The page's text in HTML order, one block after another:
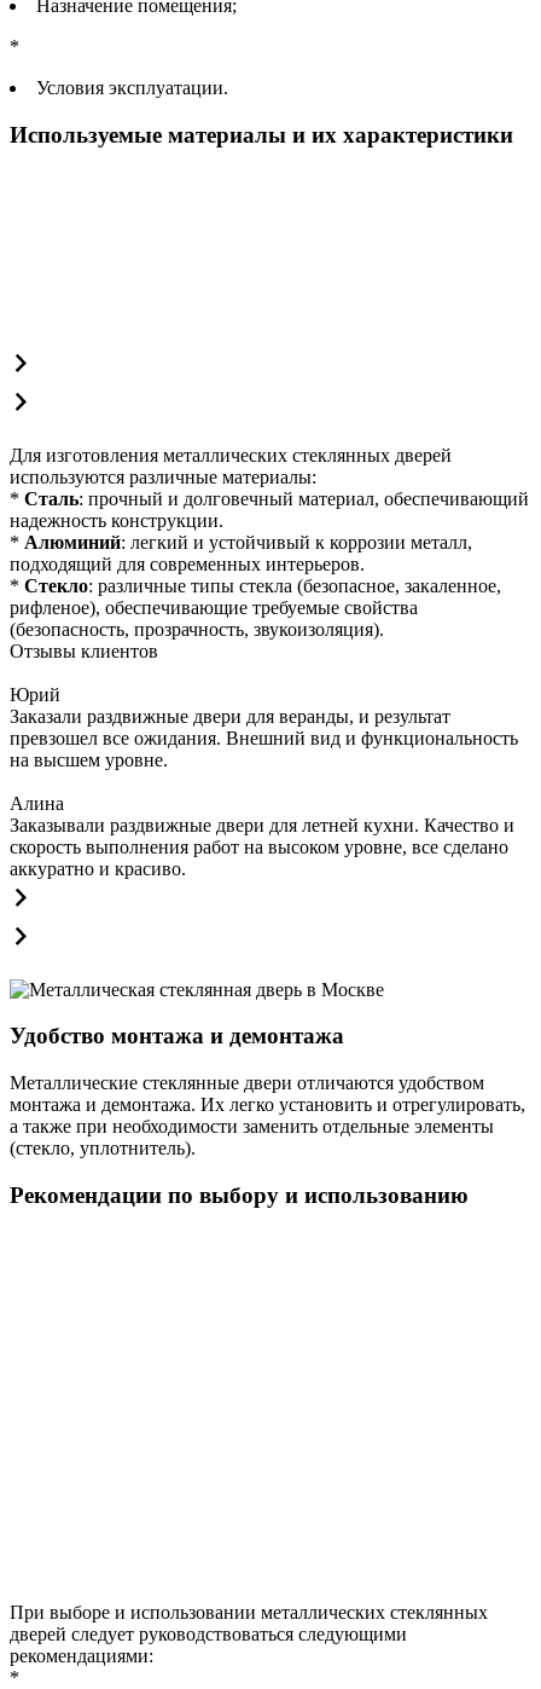
Назначение помещения;
*
Условия эксплуатации.
Используемые материалы и их характеристики
Для изготовления металлических стеклянных дверей
используются различные материалы:
* Сталь: прочный и долговечный материал, обеспечивающий
надежность конструкции.
* Алюминий: легкий и устойчивый к коррозии металл,
подходящий для современных интерьеров.
* Стекло: различные типы стекла (безопасное, закаленное,
рифленое), обеспечивающие требуемые свойства
(безопасность, прозрачность, звукоизоляция).
Отзывы клиентов
Юрий
Заказали раздвижные двери для веранды, и результат
превзошел все ожидания. Внешний вид и функциональность
на высшем уровне.
Алина
Заказывали раздвижные двери для летней кухни. Качество и
скорость выполнения работ на высоком уровне, все сделано
аккуратно и красиво.
Удобство монтажа и демонтажа
Металлические стеклянные двери отличаются удобством
монтажа и демонтажа. Их легко установить и отрегулировать,
а также при необходимости заменить отдельные элементы
(стекло, уплотнитель).
Рекомендации по выбору и использованию
При выборе и использовании металлических стеклянных
дверей следует руководствоваться следующими
рекомендациями:
*